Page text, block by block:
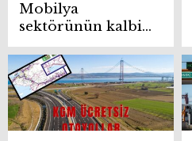
Mobilya
sektörünün kalbi
Antalya’da bir
araya gelecek